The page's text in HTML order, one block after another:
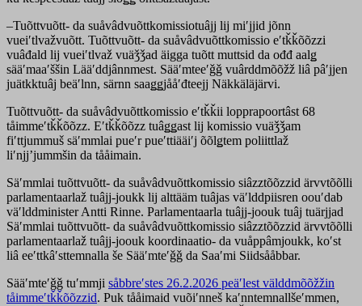
–Tuõttvuõtt- da suåvâdvuõttkomissiotuâjj lij miʹjjid jõnn
vueiʹtlvažvuõtt. Tuõttvuõtt- da suåvâdvuõttkomissio eʹtǩǩõõzzi
vuâđald lij vueiʹtlvaž vuäǯǯad äigga tuõtt muttsid da ođđ aalǥ
sääʹmaaʹššin Lääʹddjânnmest. Sääʹmteeʹǧǧ vuârddmõõžž liâ pâʹjjen
juätkktuâj beäʹlnn, särnn saaǥǥjååʹđteejj Näkkäläjärvi.
Tuõttvuõtt- da suåvâdvuõttkomissio eʹtǩǩii lopprapoortâst 68
tåimmeʹtǩǩõõzz. Eʹtǩǩõõzz tuâǥǥast lij komissio vuäǯǯam
fiʹttjummuš säʹmmlai pueʹr pueʹttiääiʹj õõlǥtem poliittlaž
liʹnjjʼjummšin da tååimain.
Säʹmmlai tuõttvuõtt- da suåvâdvuõttkomissio siâzztõõzzid ärvvtõõlli
parlamentaarlaž tuâjj-joukk lij alttääm tuâjas väʹlddpiisren oouʹdab
väʹlddminister Antti Rinne. Parlamentaarla tuâjj-joouk tuâj tuärjjad
Säʹmmlai tuõttvuõtt- da suåvâdvuõttkomissio siâzztõõzzid ärvvtõõlli
parlamentaarlaž tuâjj-joouk koordinaatio- da vuåppâmjoukk, koʹst
liâ eeʹttkâʹsttemnalla še Sääʹmteʹǧǧ da Saaʹmi Siidsååbbar.
Sääʹmteʹǧǧ tuʹmmji såbbreʹstes 26.2.2026 peäʹlest välddmõõžžin
tåimmeʹtǩǩõõzzid. Puk tååimaid vuõiʹnneš kaʹnntemnallšeʹmmen,